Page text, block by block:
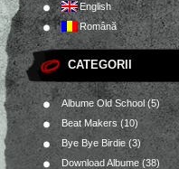
English
Română
CATEGORII
Albume Old School(5)
Beat Makers(10)
Bye Bye Birdie(3)
Download Albume (38)